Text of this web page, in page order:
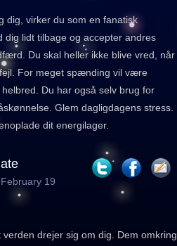
dig, virker du som en fanatisk
dig lidt tilbage og accepter andres
Du skal heller ikke blive vred, når
For meget spænding vil være
Du har også selv brug for
Glem dagligdagens stress.
dit energilager.
19
verden drejer sig om dig. Dem omkring